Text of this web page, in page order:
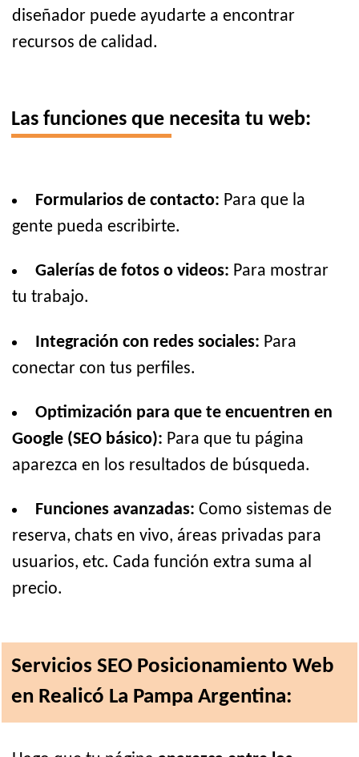
diseñador puede ayudarte a encontrar
recursos de calidad.
Las funciones que necesita tu web:
Formularios de contacto: Para que la
gente pueda escribirte.
Galerías de fotos o videos: Para mostrar
tu trabajo.
Integración con redes sociales: Para
conectar con tus perfiles.
Optimización para que te encuentren en
Google (SEO básico): Para que tu página
aparezca en los resultados de búsqueda.
Funciones avanzadas: Como sistemas de
reserva, chats en vivo, áreas privadas para
usuarios, etc. Cada función extra suma al
precio.
Servicios SEO Posicionamiento Web
en Realicó La Pampa Argentina: